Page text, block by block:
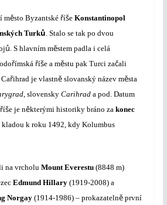
město Byzantské říše Konstantinopol
Turků. Stalo se tak po dvou
ů.S hlavním městem padla i celá
římská říše a městu pak Turci začali
řihrad je vlastněslovanský název města
, slovensky Carihrada pod. Datum
říše je některými historiky bráno za konec
k roku 1492, kdy Kolumbus
na vrcholuMount Everestu(8848 m)
Edmund Hillary(1919-2008) a
Norgay(1914-1986) – prokazatelněprvní